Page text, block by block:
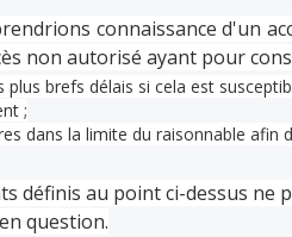
connaissance d'un
non autorisé ayant pour
brefs délais si cela est
;
dans la limite du raisonnable
définis au point ci-dessus
question.